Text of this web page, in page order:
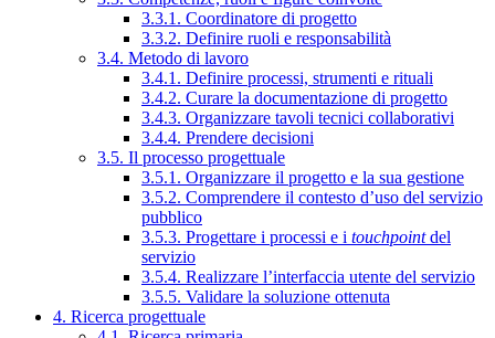
3.3.1. Coordinatore di progetto
3.3.2. Definire ruoli e responsabilità
3.4. Metodo di lavoro
3.4.1. Definire processi, strumenti e rituali
3.4.2. Curare la documentazione di progetto
3.4.3. Organizzare tavoli tecnici collaborativi
3.4.4. Prendere decisioni
3.5. Il processo progettuale
3.5.1. Organizzare il progetto e la sua gestione
3.5.2. Comprendere il contesto d’uso del servizio
pubblico
3.5.3. Progettare i processi e i touchpointdel
servizio
3.5.4. Realizzare l’interfaccia utente del servizio
3.5.5. Validare la soluzione ottenuta
4. Ricerca progettuale